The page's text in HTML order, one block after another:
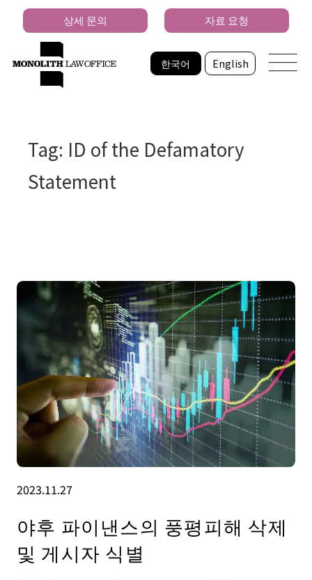
한국어 English
상세 문의 자료 요청
Tag: ID of the Defamatory
Statement
2023.11.27
야후 파이낸스의 풍평피해 삭제
및 게시자 식별